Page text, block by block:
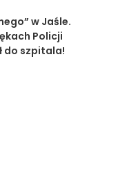
w Jaśle.
Policji
do szpitala!